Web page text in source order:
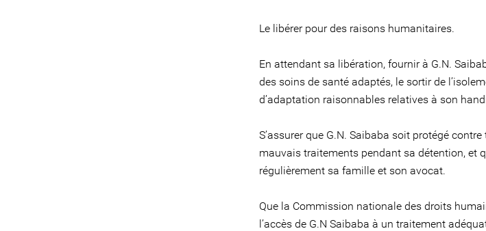
Le libérer pour des raisons humanitaires.
En attendant sa libération, fournir à G.N.
des soins de santé adaptés, le sortir de
d’adaptation raisonnables relatives à son
S’assurer que G.N. Saibaba soit protégé
mauvais traitements pendant sa détention, et
régulièrement sa famille et son avocat.
Que la Commission nationale des droits
l’accès de G.N Saibaba à un traitement